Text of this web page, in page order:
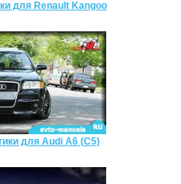
для Renault Kangoo
для Audi A6 (C5)